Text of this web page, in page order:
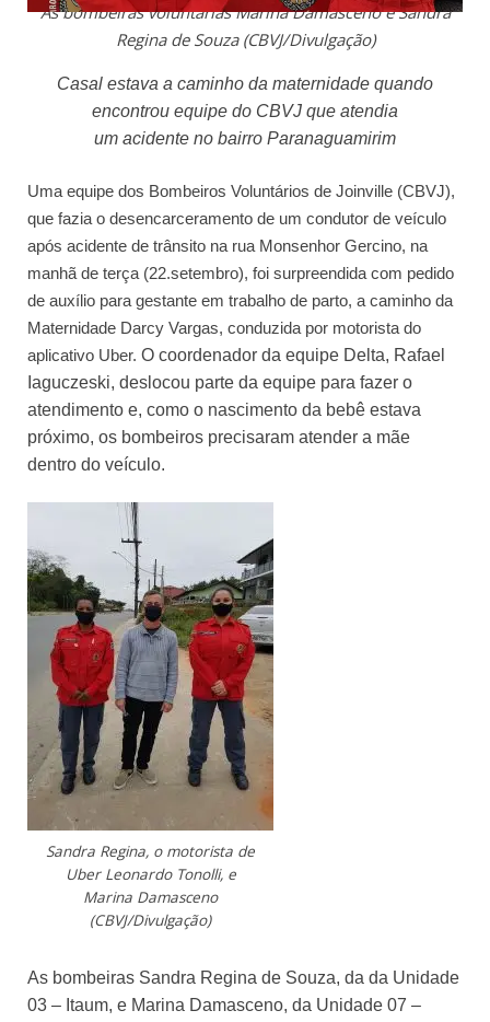
As bombeiras voluntárias Marina Damasceno e Sandra
Regina de Souza (CBVJ/Divulgação)
Casal estava a caminho da maternidade quando
encontrou equipe do CBVJ que atendia
um acidente no bairro Paranaguamirim
Uma equipe dos Bombeiros Voluntários de Joinville (CBVJ),
que fazia o desencarceramento de um condutor de veículo
após acidente de trânsito na rua Monsenhor Gercino, na
manhã de terça (22.setembro), foi surpreendida com pedido
de auxílio para gestante em trabalho de parto, a caminho da
Maternidade Darcy Vargas, conduzida por motorista do
aplicativo Uber. O coordenador da equipe Delta, Rafael
Iaguczeski, deslocou parte da equipe para fazer o
atendimento e, como o nascimento da bebê estava
próximo, os bombeiros precisaram atender a mãe
dentro do veículo.
Sandra Regina, o motorista de
Uber Leonardo Tonolli, e
Marina Damasceno
(CBVJ/Divulgação)
As bombeiras Sandra Regina de Souza, da da Unidade
03 – Itaum, e Marina Damasceno, da Unidade 07 –